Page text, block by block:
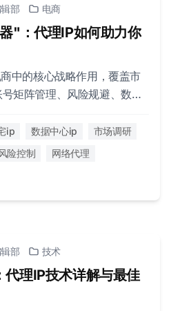
部 电商
"：代理IP如何助力你
中的核心战略作用，覆盖市
矩阵管理、风险规避、数据
ip 数据中心ip
市场调研
风险控制
网络代理
部 技术
代理IP技术详解与最佳